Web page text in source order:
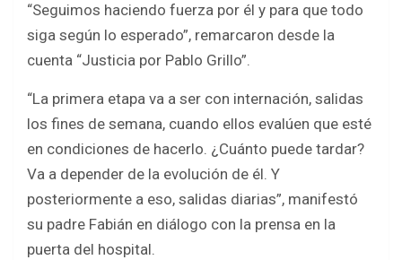
“Seguimos haciendo fuerza por él y para que todo
siga según lo esperado”, remarcaron desde la
cuenta “Justicia por Pablo Grillo”.
“La primera etapa va a ser con internación, salidas
los fines de semana, cuando ellos evalúen que esté
en condiciones de hacerlo. ¿Cuánto puede tardar?
Va a depender de la evolución de él. Y
posteriormente a eso, salidas diarias”, manifestó
su padre Fabián en diálogo con la prensa en la
puerta del hospital.